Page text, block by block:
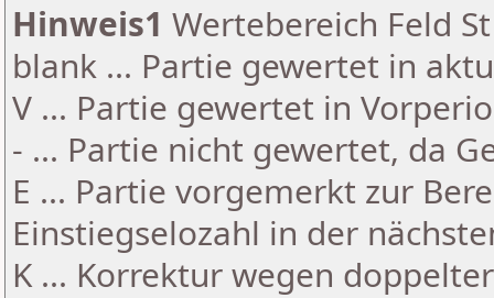
Hinweis1 Wertebereich Feld
blank ... Partie gewertet in
V ... Partie gewertet in
- ... Partie nicht gewertet, da
E ... Partie vorgemerkt zur
Einstiegselozahl in der
K ... Korrektur wegen